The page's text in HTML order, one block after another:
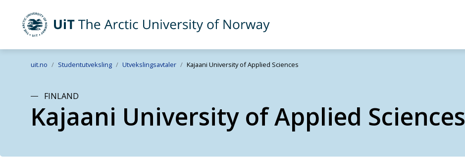
Skip to main content
UiT The Arctic University of Norway
uit.no Studentutveksling Utvekslingsavtaler Kajaani University of Applied Sciences
FINLAND
Kajaani University of Applied Sciences